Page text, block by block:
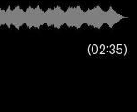
02:35